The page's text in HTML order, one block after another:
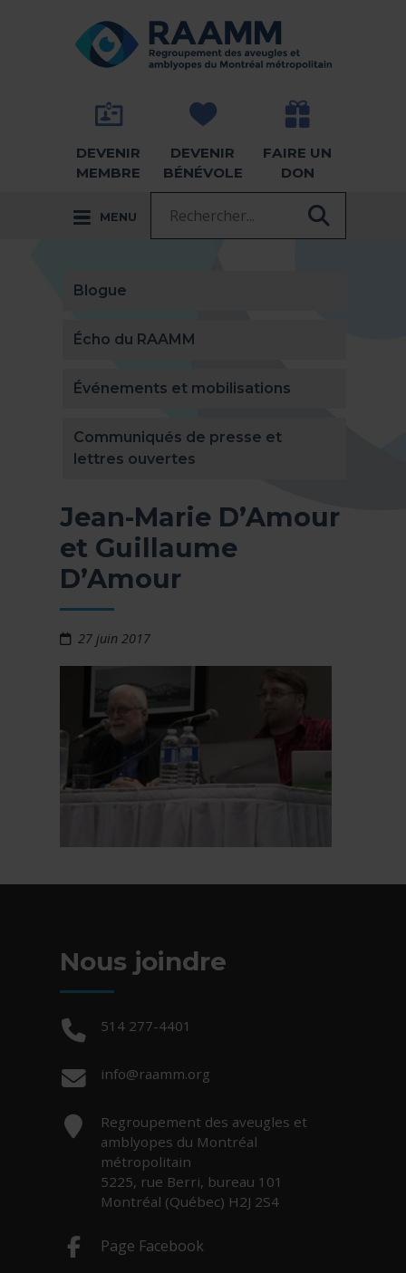
RETOUR À LA PAGE D'ACCUEIL -
DEVENIR
MEMBRE
DEVENIR
BÉNÉVOLE
FAIRE UN
DON
MENU
Blogue
Écho du RAAMM
Événements et mobilisations
Communiqués de presse et
lettres ouvertes
Jean-Marie D’Amour
et Guillaume
D’Amour
27 juin 2017
Nous joindre
Téléphone :
514 277-4401
Courriel :
info@raamm.org
Adresse :
Regroupement des aveugles et
amblyopes du Montréal
métropolitain
5225, rue Berri, bureau 101
Montréal (Québec) H2J 2S4
Page Facebook